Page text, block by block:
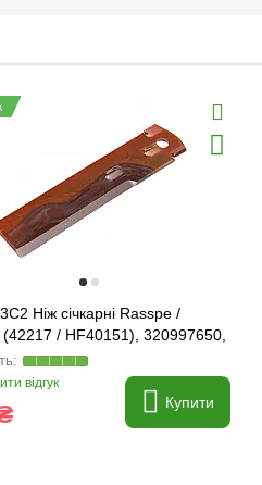
Ніж січкарні Rasspe /
/ HF40151), 320997650,
D49005700/ HF40151.01
відгук
Купити